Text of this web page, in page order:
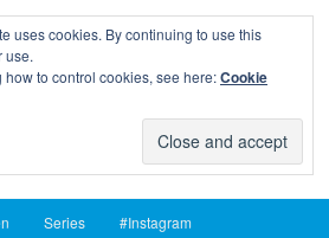
Series #Instagram
uses cookies. By continuing to use this
use.
to control cookies, see here:Cookie